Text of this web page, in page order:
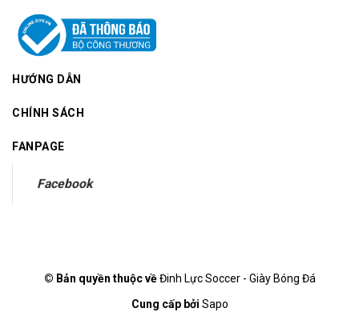
HƯỚNG DẪN
CHÍNH SÁCH
FANPAGE
Facebook
© Bản quyền thuộc vềĐinh Lực Soccer - Giày Bóng Đá
Cung cấp bởi Sapo